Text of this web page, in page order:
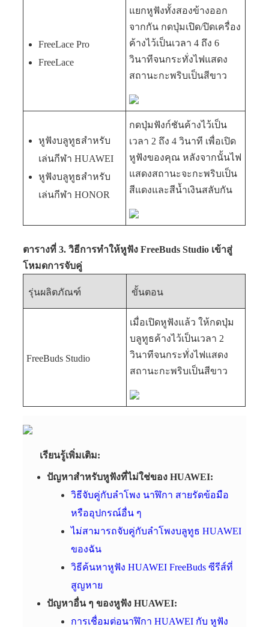
FreeLace Pro
FreeLace
แยกหูฟังทั้งสองข้างออก
จากกัน กดปุ่มเปิด/ปิดเครื่อง
ค้างไว้เป็นเวลา 4 ถึง 6
วินาทีจนกระทั่งไฟแสดง
สถานะกะพริบเป็นสีขาว
หูฟังบลูทูธสำหรับ
เล่นกีฬา HUAWEI
หูฟังบลูทูธสำหรับ
เล่นกีฬา HONOR
กดปุ่มฟังก์ชันค้างไว้เป็น
เวลา 2 ถึง 4 วินาที เพื่อเปิด
หูฟังของคุณ หลังจากนั้นไฟ
แสดงสถานะจะกะพริบเป็น
สีแดงและสีน้ำเงินสลับกัน
ตารางที่ 3. วิธีการทำให้หูฟัง FreeBuds Studio เข้าสู่
โหมดการจับคู่
รุ่นผลิตภัณฑ์ ขั้นตอน
FreeBuds Studio
เมื่อเปิดหูฟังแล้ว ให้กดปุ่ม
บลูทูธค้างไว้เป็นเวลา 2
วินาทีจนกระทั่งไฟแสดง
สถานะกะพริบเป็นสีขาว
เรียนรู้เพิ่มเติม:
ปัญหาสำหรับหูฟังที่ไม่ใช่ของ HUAWEI:
วิธีจับคู่กับลำโพง นาฬิกา สายรัดข้อมือ
หรืออุปกรณ์อื่น ๆ
ไม่สามารถจับคู่กับลำโพงบลูทูธ HUAWEI
ของฉัน
วิธีค้นหาหูฟัง HUAWEI FreeBuds ซีรีส์ที่
สูญหาย
ปัญหาอื่น ๆ ของหูฟัง HUAWEI:
การเชื่อมต่อนาฬิกา HUAWEI กับ หูฟัง